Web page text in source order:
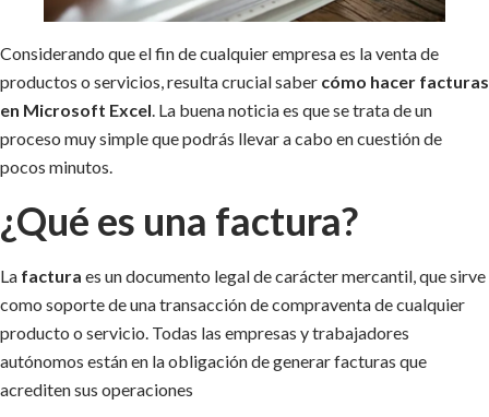
Considerando que el fin de cualquier empresa es la venta de
productos o servicios, resulta crucial saber cómo hacer facturas
en Microsoft Excel. La buena noticia es que se trata de un
proceso muy simple que podrás llevar a cabo en cuestión de
pocos minutos.
¿Qué es una factura?
La factura es un documento legal de carácter mercantil, que sirve
como soporte de una transacción de compraventa de cualquier
producto o servicio. Todas las empresas y trabajadores
autónomos están en la obligación de generar facturas que
acrediten sus operaciones